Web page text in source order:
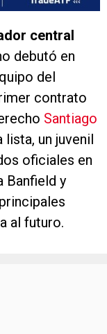
central
debutó en
del
contrato
Santiago
un juvenil
oficiales en
Banfield y
al futuro.